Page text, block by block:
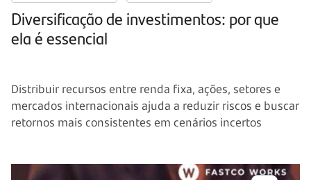
Diversificação de investimentos: por que
ela é essencial
Distribuir recursos entre renda fixa, ações, setores e
mercados internacionais ajuda a reduzir riscos e buscar
retornos mais consistentes em cenários incertos